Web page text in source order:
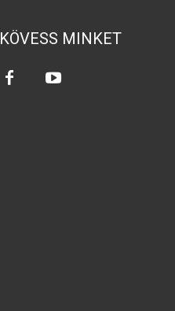
KÖVESS MINKET